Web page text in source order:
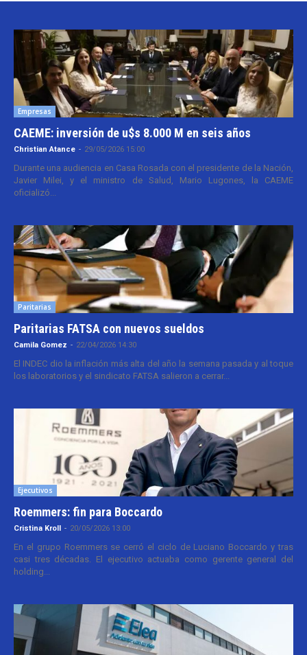
Empresas
CAEME: inversión de u$s 8.000 M en seis años
Christian Atance - 29/05/2026 15:00
Durante una audiencia en Casa Rosada con el presidente de la Nación,
Javier Milei, y el ministro de Salud, Mario Lugones, la CAEME
oficializó...
Paritarias
Paritarias FATSA con nuevos sueldos
Camila Gomez - 22/04/2026 14:30
El INDEC dio la inflación más alta del año la semana pasada y al toque
los laboratorios y el sindicato FATSA salieron a cerrar...
Ejecutivos
Roemmers: fin para Boccardo
Cristina Kroll - 20/05/2026 13:00
En el grupo Roemmers se cerró el ciclo de Luciano Boccardo y tras
casi tres décadas. El ejecutivo actuaba como gerente general del
holding...